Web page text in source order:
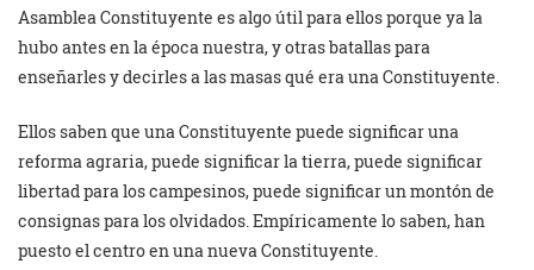
Asamblea Constituyente es algo útil para ellos porque ya la
hubo antes en la época nuestra, y otras batallas para
enseñarles y decirles a las masas qué era una Constituyente.
Ellos saben que una Constituyente puede significar una
reforma agraria, puede significar la tierra, puede significar
libertad para los campesinos, puede significar un montón de
consignas para los olvidados. Empíricamente lo saben, han
puesto el centro en una nueva Constituyente.